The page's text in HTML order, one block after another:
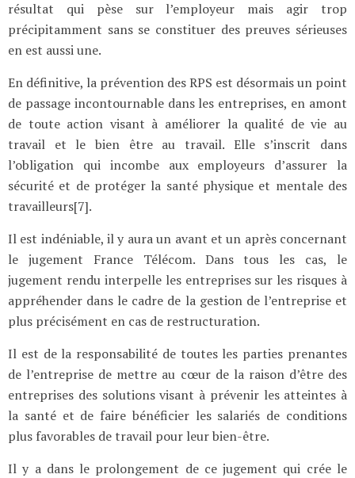
résultat qui pèse sur l’employeur mais agir trop
précipitamment sans se constituer des preuves sérieuses
en est aussi une.
En définitive, la prévention des RPS est désormais un point
de passage incontournable dans les entreprises, en amont
de toute action visant à améliorer la qualité de vie au
travail et le bien être au travail. Elle s’inscrit dans
l’obligation qui incombe aux employeurs d’assurer la
sécurité et de protéger la santé physique et mentale des
travailleurs[7].
Il est indéniable, il y aura un avant et un après concernant
le jugement France Télécom. Dans tous les cas, le
jugement rendu interpelle les entreprises sur les risques à
appréhender dans le cadre de la gestion de l’entreprise et
plus précisément en cas de restructuration.
Il est de la responsabilité de toutes les parties prenantes
de l’entreprise de mettre au cœur de la raison d’être des
entreprises des solutions visant à prévenir les atteintes à
la santé et de faire bénéficier les salariés de conditions
plus favorables de travail pour leur bien-être.
Il y a dans le prolongement de ce jugement qui crée le